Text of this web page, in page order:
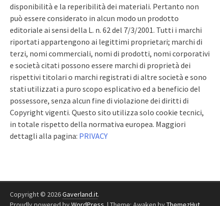
disponibilità e la reperibilità dei materiali. Pertanto non
può essere considerato in alcun modo un prodotto
editoriale ai sensi della L. n. 62 del 7/3/2001. Tutti i marchi
riportati appartengono ai legittimi proprietari; marchi di
terzi, nomi commerciali, nomi di prodotti, nomi corporativi
e società citati possono essere marchi di proprietà dei
rispettivi titolari o marchi registrati di altre società e sono
stati utilizzati a puro scopo esplicativo ed a beneficio del
possessore, senza alcun fine di violazione dei diritti di
Copyright vigenti. Questo sito utilizza solo cookie tecnici,
in totale rispetto della normativa europea. Maggiori
dettagli alla pagina: PRIVACY
Copyright © 2026Gaverland.it.